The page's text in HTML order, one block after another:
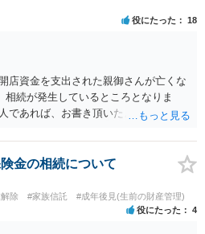
役にたった 18
店資金を支出された親御さんが亡くな
相続が発生しているところとなりま
であれば、お書き頂いたような方法で
れば、他の相続人との協議が必要とな
は別にご主人から貸付ではなく贈与で
います。 その場合には、貸付であるこ
み重ねることが出来るか、というとこ
返済を約束するメール等です。 金額の
金の相続について
除 #家族信託 #成年後見(生前の財産管理)
役にたった 4